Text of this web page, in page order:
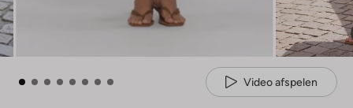
Video afspelen